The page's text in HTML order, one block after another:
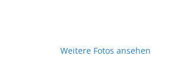
Weitere Fotos ansehen